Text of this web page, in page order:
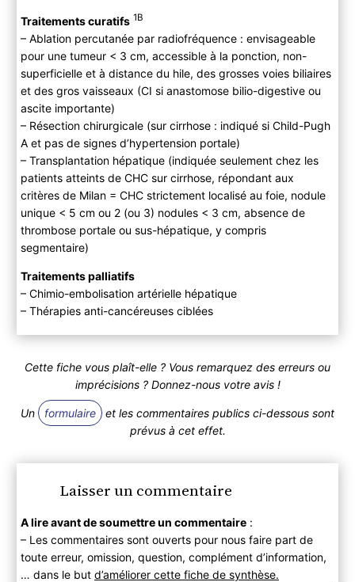
Traitements curatifs 1B
– Ablation percutanée par radiofréquence : envisageable
pour une tumeur < 3 cm, accessible à la ponction, non-
superficielle et à distance du hile, des grosses voies biliaires
et des gros vaisseaux (CI si anastomose bilio-digestive ou
ascite importante)
– Résection chirurgicale (sur cirrhose : indiqué si Child-Pugh
A et pas de signes d’hypertension portale)
– Transplantation hépatique (indiquée seulement chez les
patients atteints de CHC sur cirrhose, répondant aux
critères de Milan = CHC strictement localisé au foie, nodule
unique < 5 cm ou 2 (ou 3) nodules < 3 cm, absence de
thrombose portale ou sus-hépatique, y compris
segmentaire)
Traitements palliatifs
– Chimio-embolisation artérielle hépatique
– Thérapies anti-cancéreuses ciblées
Cette fiche vous plaît-elle ? Vous remarquez des erreurs ou
imprécisions ? Donnez-nous votre avis !
Un formulaire
et les commentaires publics ci-dessous sont
prévus à cet effet.
Laisser un commentaire
A lire avant de soumettre un commentaire:
– Les commentaires sont ouverts pour nous faire part de
toute erreur, omission, question, complément d’information,
… dans le but d’améliorer cette fiche de synthèse.